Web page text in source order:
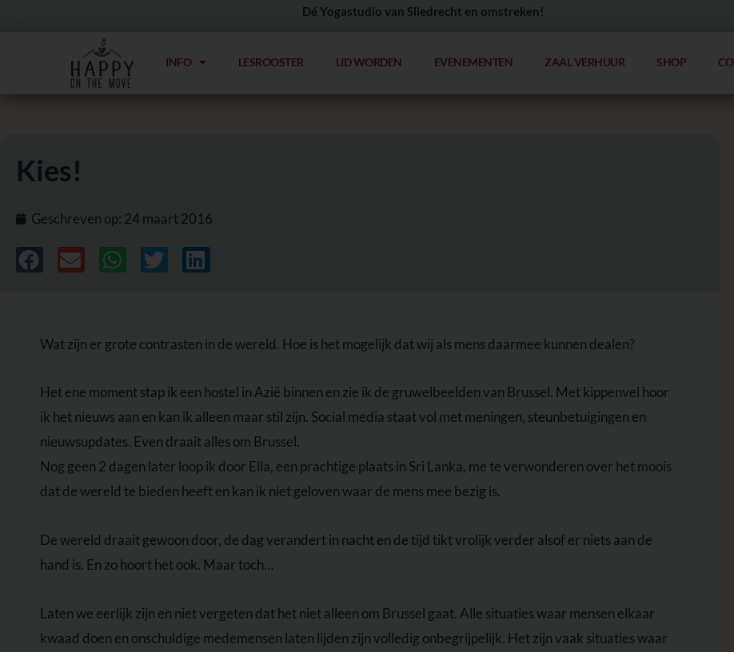
Dé Yogastudio van Sliedrecht en omstreken!
INFO LESROOSTER LID WORDEN EVENEMENTEN ZAAL VERHUUR SHOP
Kies!
Geschreven op: 24 maart 2016
Wat zijn er grote contrasten in de wereld. Hoe is het mogelijk dat wij als mens daarmee kunnen dealen?
Het ene moment stap ik een hostel in Azië binnen en zie ik de gruwelbeelden van Brussel. Met kippenvel hoor
ik het nieuws aan en kan ik alleen maar stil zijn. Social media staat vol met meningen, steunbetuigingen en
nieuwsupdates. Even draait alles om Brussel.
Nog geen 2 dagen later loop ik door Ella, een prachtige plaats in Sri Lanka, me te verwonderen over het moois
dat de wereld te bieden heeft en kan ik niet geloven waar de mens mee bezig is.
De wereld draait gewoon door, de dag verandert in nacht en de tijd tikt vrolijk verder alsof er niets aan de
hand is. En zo hoort het ook. Maar toch…
Laten we eerlijk zijn en niet vergeten dat het niet alleen om Brussel gaat. Alle situaties waar mensen elkaar
kwaad doen en onschuldige medemensen laten lijden zijn volledig onbegrijpelijk. Het zijn vaak situaties waar